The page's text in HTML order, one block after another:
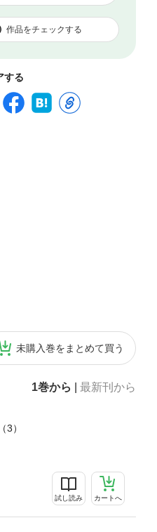
作品をチェックする
する
未購入巻をまとめて買う
1巻から 最新刊から
3）
試し読み カートへ